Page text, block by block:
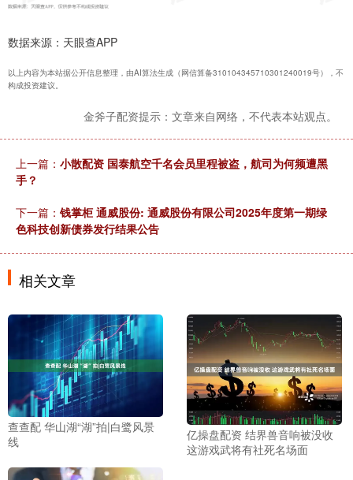
数据来源：天眼查APP
以上内容为本站据公开信息整理，由AI算法生成（网信算备310104345710301240019号），不
构成投资建议。
金斧子配资提示：文章来自网络，不代表本站观点。
上一篇： 小散配资 国泰航空千名会员里程被盗，航司为何频遭黑
手？
下一篇： 钱掌柜 通威股份: 通威股份有限公司2025年度第一期绿
色科技创新债券发行结果公告
相关文章
查查配 华山湖“湖”拍|白鹭风景
线
亿操盘配资 结界兽音响被没收
这游戏武将有社死名场面